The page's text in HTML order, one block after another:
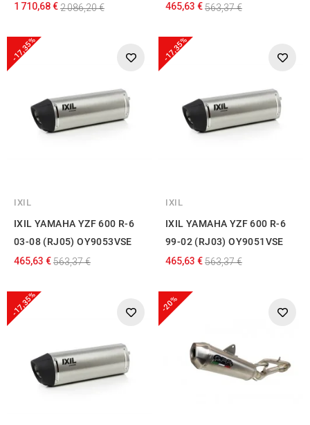
1 710,68 €2 086,20 €
465,63 €563,37 €
-17,35%
IXIL
IXIL YAMAHA YZF 600 R-6
03-08 (RJ05) OY9053VSE
465,63 €563,37 €
-17,35%
IXIL
IXIL YAMAHA YZF 600 R-6
99-02 (RJ03) OY9051VSE
465,63 €563,37 €
-17,35% -20%